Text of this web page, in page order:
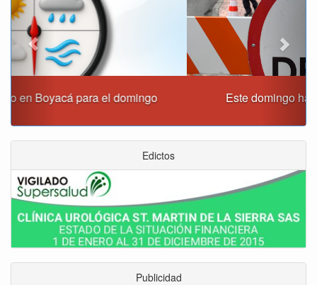
Este domingo habrá cierres viales en Tunja
Edictos
Publicidad